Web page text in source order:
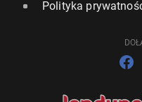
Polityka